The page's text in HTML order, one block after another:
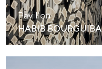
Pavillon
HABIB BOURGUIBA